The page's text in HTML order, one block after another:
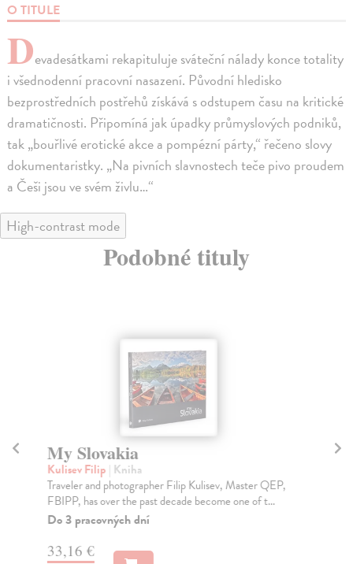
O TITULE
Devadesátkami rekapituluje sváteční nálady konce totality
i všednodenní pracovní nasazení. Původní hledisko
bezprostředních postřehů získává s odstupem času na kritické
dramatičnosti. Připomíná jak úpadky průmyslových podniků,
tak „bouřlivé erotické akce a pompézní párty,“ řečeno slovy
dokumentaristky. „Na pivních slavnostech teče pivo proudem
a Češi jsou ve svém živlu…“
High-contrast mode
Podobné tituly
My Slovakia
Kulisev Filip | Kniha
Traveler and photographer Filip Kulisev, Master QEP,
FBIPP, has over the past decade become one of t...
Do 3 pracovných dní
33,16 €